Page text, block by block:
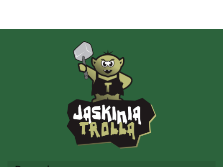
AMIGO Spiel
Ammo